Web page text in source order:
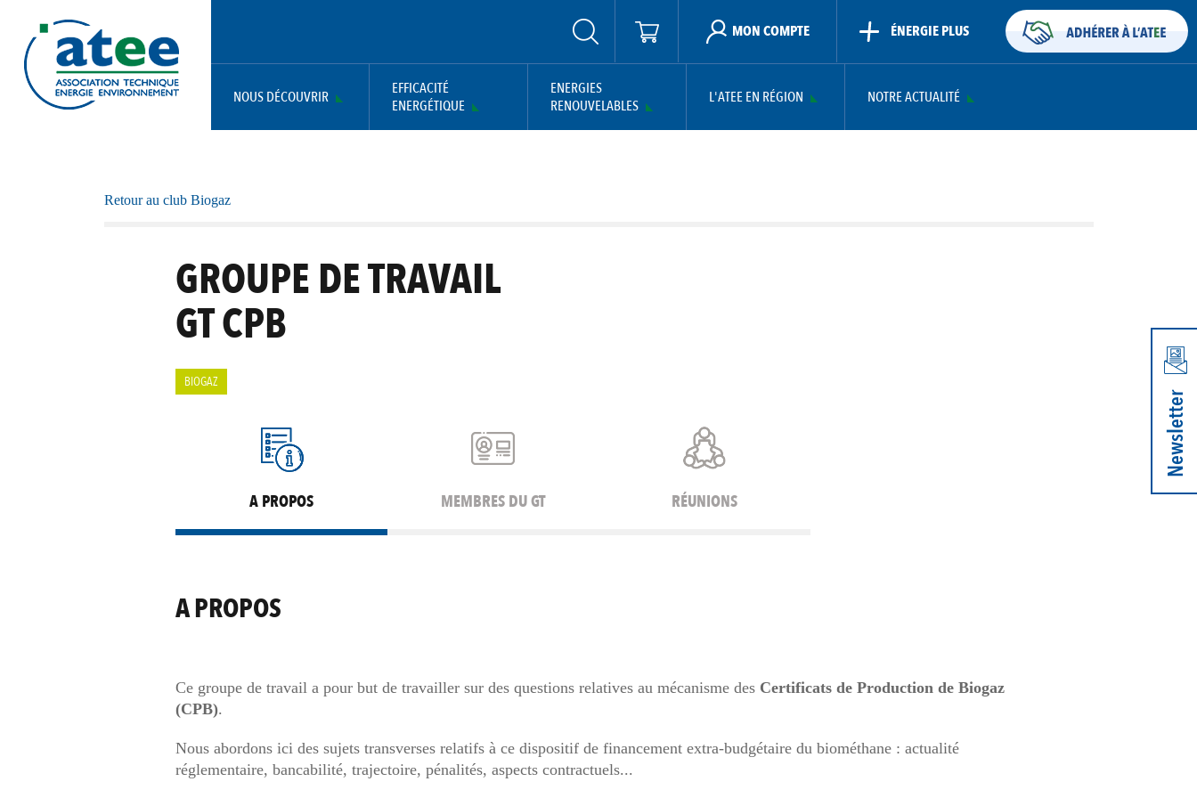
contenu
principal
MON COMPTE ÉNERGIE PLUS
NAVIGATION
NOUS DÉCOUVRIR
EFFICACITÉ
ENERGÉTIQUE
ENERGIES
RENOUVELABLES
L'ATEE EN RÉGION NOTRE ACTUALITÉ
Retour au club Biogaz
GROUPE DE TRAVAIL
GT CPB
BIOGAZ
A PROPOS MEMBRES DU GT RÉUNIONS
A PROPOS
Ce groupe de travail a pour but de travailler sur des questions relatives au mécanisme des Certificats de Production de Biogaz
(CPB).
Nous abordons ici des sujets transverses relatifs à ce dispositif de financement extra-budgétaire du biométhane : actualité
réglementaire, bancabilité, trajectoire, pénalités, aspects contractuels...
Newsletter